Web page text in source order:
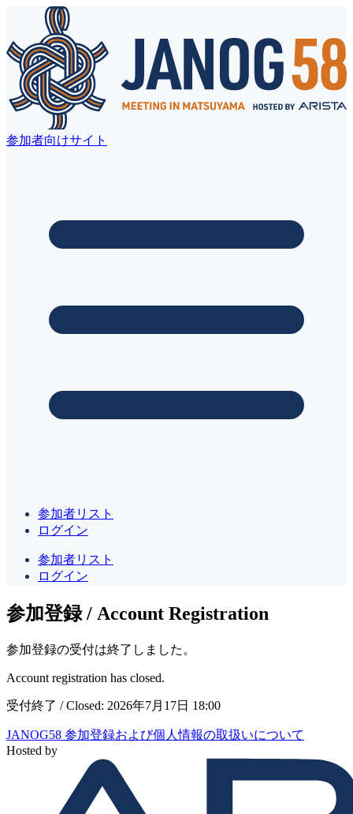
参加者向けサイト
参加者リスト
ログイン
参加者リスト
ログイン
参加登録 / Account Registration
参加登録の受付は終了しました。
Account registration has closed.
受付終了 / Closed: 2026年7月17日 18:00
JANOG58 参加登録および個人情報の取扱いについて
Hosted by